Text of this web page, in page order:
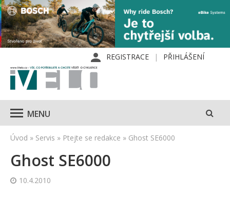
REGISTRACE PŘIHLÁŠENÍ
MENU
Úvod » Servis » Ptejte se redakce » Ghost SE6000
Ghost SE6000
10.4.2010